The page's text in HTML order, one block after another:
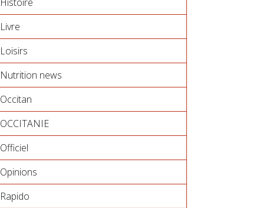
Livre
Loisirs
Nutrition news
Occitan
OCCITANIE
Officiel
Opinions
Rapido